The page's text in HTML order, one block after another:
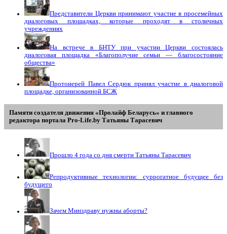
Представители Церкви принимают участие в просемейных
диалоговых площадках, которые проходят в столичных
учреждениях
На встрече в БНТУ при участии Церкви состоялась
диалоговая площадка «Благополучие семьи — благосостояние
общества»
Протоиерей Павел Сердюк принял участие в диалоговой
площадке, организованной БСЖ
Памяти создателя движения «Пролайф Беларусь» и главного
редактора портала Pro-Life.by Tатьяны Tарасевич
Прошло 4 года со дня смерти Татьяны Тарасевич
Репродуктивные технологии: суррогатное будущее без
будущего
Зачем Минздраву нужны аборты?